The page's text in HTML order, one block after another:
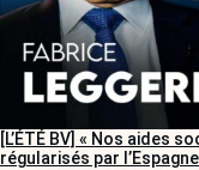
[L’ÉTÉ BV] « Nos aides
régularisés par l’Espagne